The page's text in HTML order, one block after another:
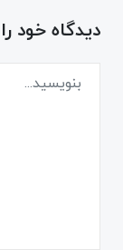
دیدگاه خود